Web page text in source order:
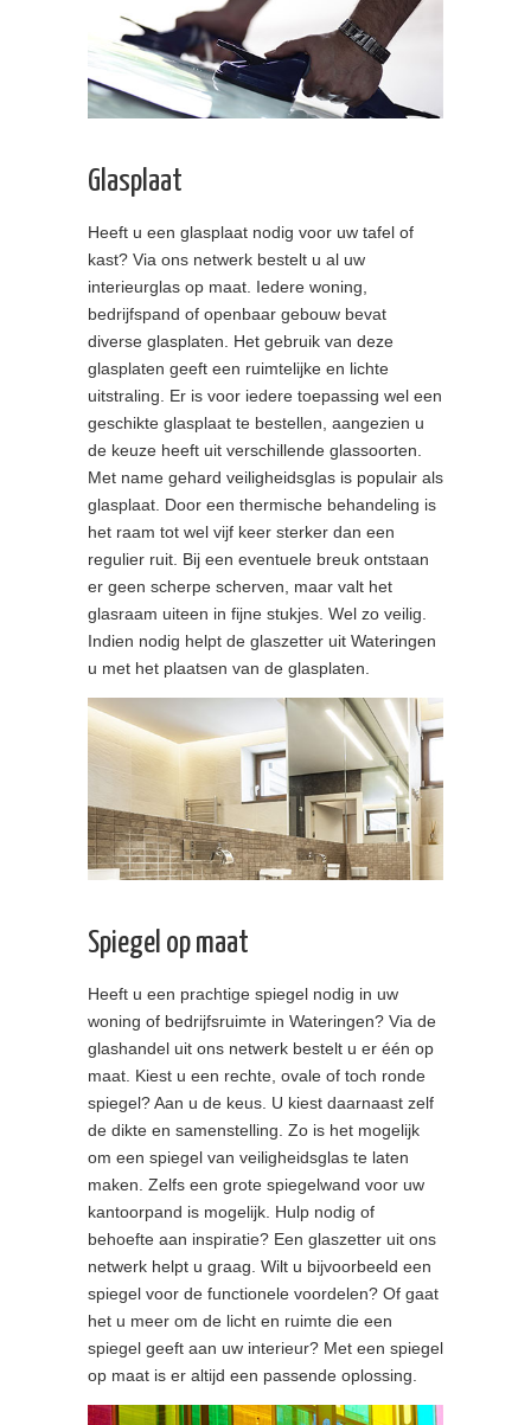
Glasplaat
Heeft u een glasplaat nodig voor uw tafel of
kast? Via ons netwerk bestelt u al uw
interieurglas op maat. Iedere woning,
bedrijfspand of openbaar gebouw bevat
diverse glasplaten. Het gebruik van deze
glasplaten geeft een ruimtelijke en lichte
uitstraling. Er is voor iedere toepassing wel een
geschikte glasplaat te bestellen, aangezien u
de keuze heeft uit verschillende glassoorten.
Met name gehard veiligheidsglas is populair als
glasplaat. Door een thermische behandeling is
het raam tot wel vijf keer sterker dan een
regulier ruit. Bij een eventuele breuk ontstaan
er geen scherpe scherven, maar valt het
glasraam uiteen in fijne stukjes. Wel zo veilig.
Indien nodig helpt de glaszetter uit Wateringen
u met het plaatsen van de glasplaten.
Spiegel op maat
Heeft u een prachtige spiegel nodig in uw
woning of bedrijfsruimte in Wateringen? Via de
glashandel uit ons netwerk bestelt u er één op
maat. Kiest u een rechte, ovale of toch ronde
spiegel? Aan u de keus. U kiest daarnaast zelf
de dikte en samenstelling. Zo is het mogelijk
om een spiegel van veiligheidsglas te laten
maken. Zelfs een grote spiegelwand voor uw
kantoorpand is mogelijk. Hulp nodig of
behoefte aan inspiratie? Een glaszetter uit ons
netwerk helpt u graag. Wilt u bijvoorbeeld een
spiegel voor de functionele voordelen? Of gaat
het u meer om de licht en ruimte die een
spiegel geeft aan uw interieur? Met een spiegel
op maat is er altijd een passende oplossing.